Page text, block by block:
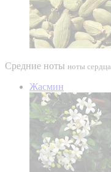
Средние ноты ноты сердца
Жасмин